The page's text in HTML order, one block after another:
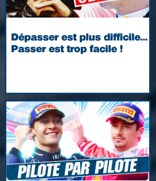
Dépasser est plus difficile...
Passer est trop facile !